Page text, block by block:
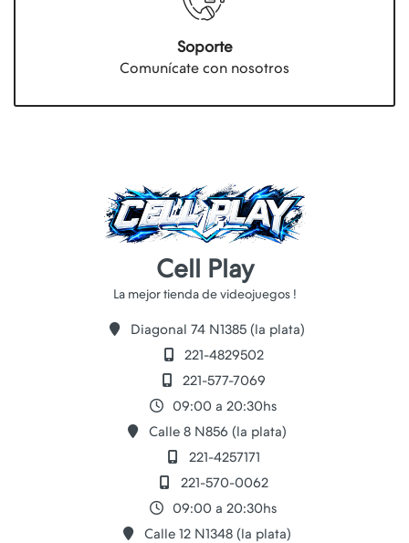
Soporte
Comunícate con nosotros
Cell Play
Diagonal 74 N1385 (la plata)
221-4829502
221-577-7069
09:00 a 20:30hs
Calle 8 N856 (la plata)
221-4257171
221-570-0062
09:00 a 20:30hs
Calle 12 N1348 (la plata)